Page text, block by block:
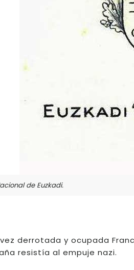
de Euzkadi.
derrotada y ocupada
resistía al empuje nazi.